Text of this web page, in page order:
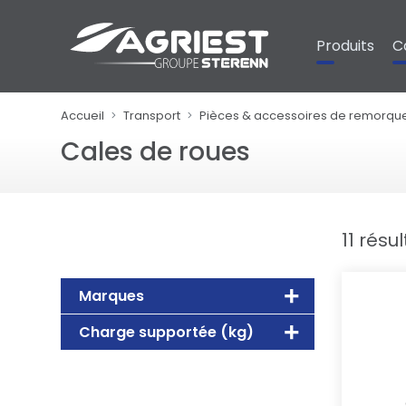
Produits
Accueil Transport Pièces & accessoires de
Cales de roues
Marques
Charge supportée (kg)
11